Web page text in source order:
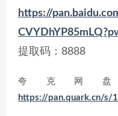
https://
提取码：8888
夸克网
https://pan.quark.cn/s/